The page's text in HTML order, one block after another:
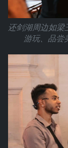
还剑湖周边如
游玩、品尝